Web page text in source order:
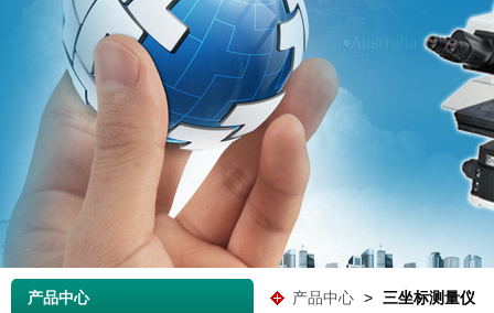
产品中心 产品中心 > 三坐标测量仪